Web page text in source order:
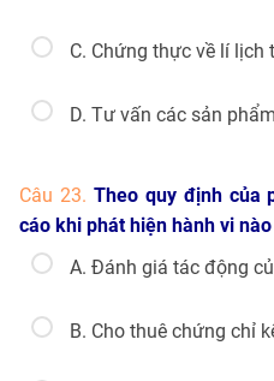
C. Chứng thực về lí lịch
D. Tư vấn các sản
Câu 23. Theo quy định của
cáo khi phát hiện hành vi
A. Đánh giá tác động
B. Cho thuê chứng chỉ